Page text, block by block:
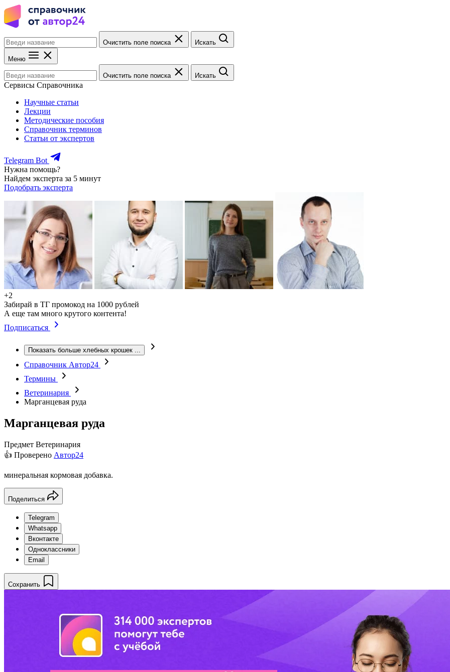
Очистить поле поиска Искать
Меню
Очистить поле поиска Искать
Сервисы Справочника
Научные статьи
Лекции
Методические пособия
Справочник терминов
Статьи от экспертов
Telegram Bot
Нужна помощь?
Найдем эксперта за 5 минут
Подобрать эксперта
+2
Забирай в ТГ промокод на 1000 рублей
А еще там много крутого контента!
Подписаться
Показать больше хлебных крошек ...
Справочник Автор24
Термины
Ветеринария
Марганцевая руда
Марганцевая руда
Предмет Ветеринария
👍 Проверено Автор24
минеральная кормовая добавка.
Поделиться
Telegram
Whatsapp
Вконтакте
Одноклассники
Email
Сохранить